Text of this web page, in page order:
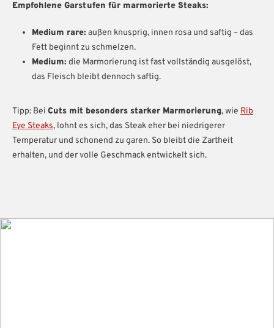
Empfohlene Garstufen für marmorierte Steaks:
Medium rare: außen knusprig, innen rosa und saftig – das
Fett beginnt zu schmelzen.
Medium: die Marmorierung ist fast vollständig ausgelöst,
das Fleisch bleibt dennoch saftig.
Tipp: Bei Cuts mit besonders starker Marmorierung, wie Rib
Eye Steaks, lohnt es sich, das Steak eher bei niedrigerer
Temperatur und schonend zu garen. So bleibt die Zartheit
erhalten, und der volle Geschmack entwickelt sich.